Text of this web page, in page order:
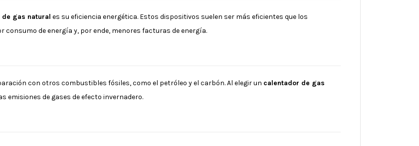
gas natural es su eficiencia energética. Estos dispositivos suelen ser más eficientes que los
de energía y, por ende, menores facturas de energía.
con otros combustibles fósiles, como el petróleo y el carbón. Al elegir un calentador de gas
emisiones de gases de efecto invernadero.